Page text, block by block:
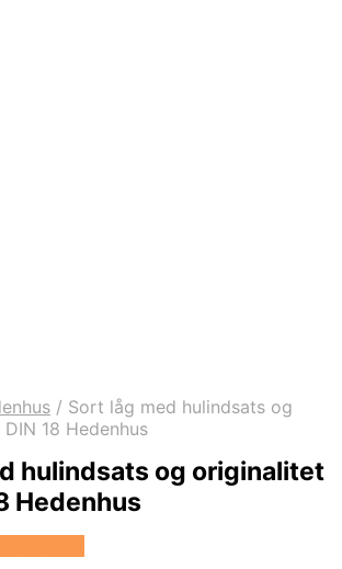
/ Sort låg med hulindsats og
18 Hedenhus
hulindsats og originalitet
Hedenhus